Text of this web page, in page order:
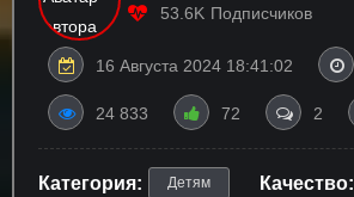
53.6K Подписчиков
16 Августа 2024 18:41:02
24 833 72 2
Категория: Детям Качество: